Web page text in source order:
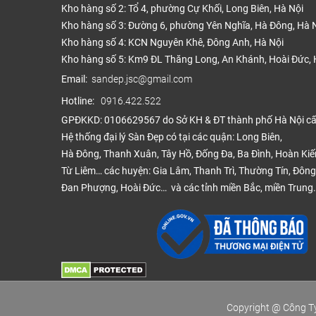
Kho hàng số 2: Tổ 4, phường Cự Khối, Long Biên, Hà Nội
Kho hàng số 3: Đường 6, phường Yên Nghĩa, Hà Đông, Hà
Kho hàng số 4: KCN Nguyên Khê, Đông Anh, Hà Nội
Kho hàng số 5: Km9 ĐL Thăng Long, An Khánh, Hoài Đức,
Email: sandep.jsc@gmail.com
Hotline: 0916.422.522
GPĐKKD: 0106629567 do Sở KH & ĐT thành phố Hà Nội
Hệ thống đại lý Sàn Đẹp có tại các quận: Long Biên,
Hà Đông, Thanh Xuân, Tây Hồ, Đống Đa, Ba Đình, Hoàn
Từ Liêm… các huyện: Gia Lâm, Thanh Trì, Thường Tín,
Đan Phượng, Hoài Đức… và các tỉnh miền Bắc, miền Trung.
Copyright @ Công